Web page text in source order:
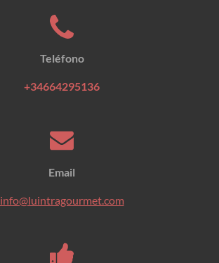
Teléfono
+34664295136
Email
info@luintragourmet.com